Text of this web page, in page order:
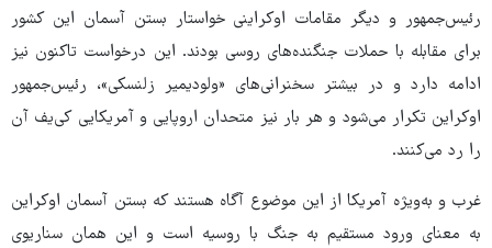
رئیس‌جمهور و دیگر مقامات اوکراینی خواستار بستن آسمان این کشور
برای مقابله با حملات جنگنده‌های روسی بودند. این درخواست تاکنون نیز
ادامه دارد و در بیشتر سخنرانی‌های «ولودیمیر زلنسکی»، رئیس‌جمهور
اوکراین تکرار می‌شود و هر بار نیز متحدان اروپایی و آمریکایی کی‌یف آن
را رد می‌کنند.
غرب و به‌ویژه آمریکا از این موضوع آگاه هستند که بستن آسمان اوکراین
به معنای ورود مستقیم به جنگ با روسیه است و این همان سناریوی